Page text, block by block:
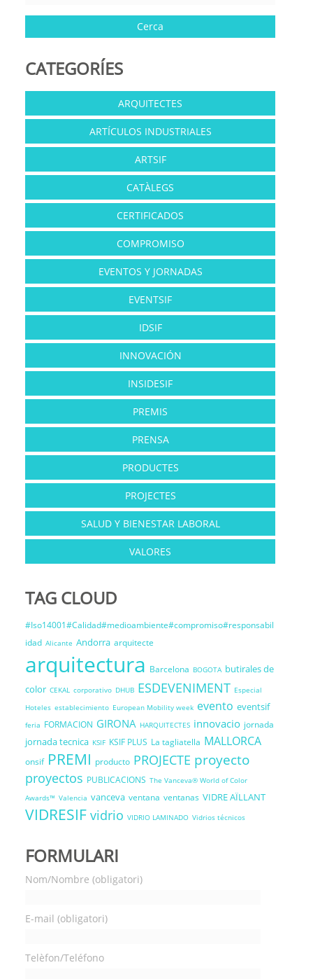
CATEGORÍES
ARQUITECTES
ARTÍCULOS INDUSTRIALES
ARTSIF
CATÀLEGS
CERTIFICADOS
COMPROMISO
EVENTOS Y JORNADAS
EVENTSIF
IDSIF
INNOVACIÓN
INSIDESIF
PREMIS
PRENSA
PRODUCTES
PROJECTES
SALUD Y BIENESTAR LABORAL
VALORES
TAG CLOUD
#Iso14001#Calidad#medioambiente#compromiso#responsabil
idad Alicante Andorra arquitecte
arquitectura Barcelona BOGOTA butirales de
color CEKAL corporativo DHUB ESDEVENIMENT Especial
Hoteles establecimiento European Mobility week evento eventsif
feria FORMACION GIRONA HARQUITECTES innovacio jornada
jornada tecnica KSIF KSIF PLUS La tagliatella MALLORCA
onsif PREMI producto PROJECTE proyecto
proyectos PUBLICACIONS The Vanceva® World of Color
Awards™ Valencia vanceva ventana ventanas VIDRE AÏLLANT
VIDRESIF vidrio VIDRIO LAMINADO Vidrios técnicos
FORMULARI
Nom/Nombre (obligatori)
E-mail (obligatori)
Telèfon/Teléfono